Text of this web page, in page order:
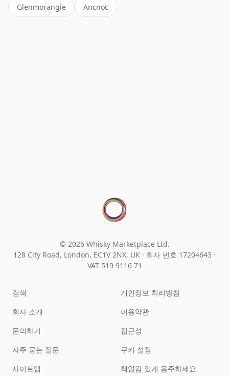
Glenmorangie Ancnoc
© 2026 Whisky Marketplace Ltd.
128 City Road, London, EC1V 2NX, UK · 회사 번호 17204643 ·
VAT 519 9116 71
검색
회사 소개
문의하기
자주 묻는 질문
사이트맵
개인정보 처리방침
이용약관
접근성
쿠키 설정
책임감 있게 음주하세요